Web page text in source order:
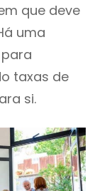
que deve
uma
taxas de
si.